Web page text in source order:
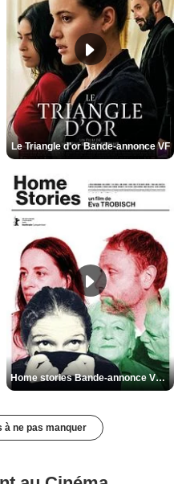
Le Triangle d'or Bande-annonce VF
Home stories Bande-annonce VO STFR
à ne pas manquer